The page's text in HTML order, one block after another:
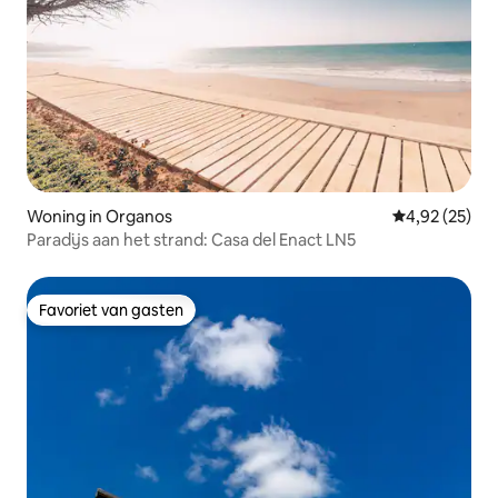
Woning in Organos Gemiddelde
4,92 (25)
Paradijs aan het strand: Casa del Enact LN5
Favoriet van gasten
Favoriet van gasten